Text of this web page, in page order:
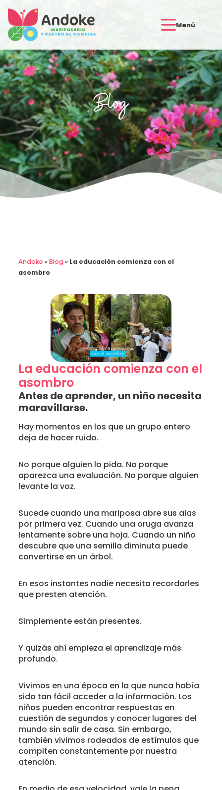
Menú
Blog
Andoke»Blog» La educación comienza con el
asombro
La educación comienza con el
asombro
Antes de aprender, un niño necesita
maravillarse.
Hay momentos en los que un grupo entero
deja de hacer ruido.
No porque alguien lo pida. No porque
aparezca una evaluación. No porque alguien
levante la voz.
Sucede cuando una mariposa abre sus alas
por primera vez. Cuando una oruga avanza
lentamente sobre una hoja. Cuando un niño
descubre que una semilla diminuta puede
convertirse en un árbol.
En esos instantes nadie necesita recordarles
que presten atención.
Simplemente están presentes.
Y quizás ahí empieza el aprendizaje más
profundo.
Vivimos en una época en la que nunca había
sido tan fácil acceder a la información. Los
niños pueden encontrar respuestas en
cuestión de segundos y conocer lugares del
mundo sin salir de casa. Sin embargo,
también vivimos rodeados de estímulos que
compiten constantemente por nuestra
atención.